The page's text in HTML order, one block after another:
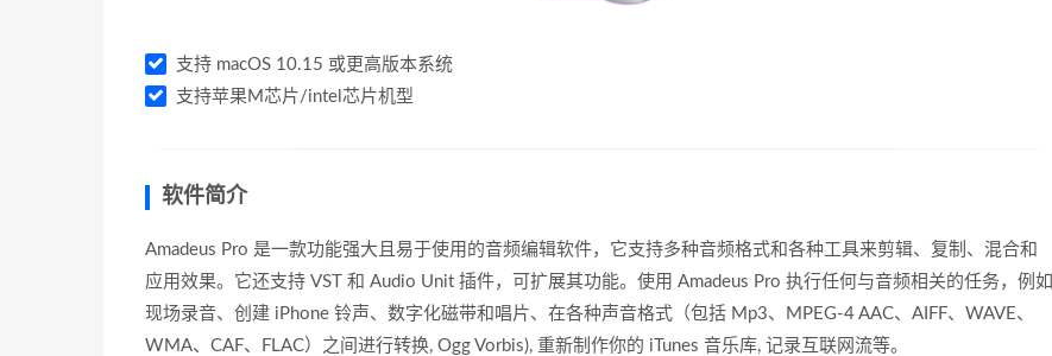
支持 macOS 10.15 或更高版本系统
支持苹果M芯片/intel芯片机型
软件简介
Amadeus Pro 是一款功能强大且易于使用的音频编辑软件，它支持多种音频格式和各种工具来剪辑、复制、混合和
应用效果。它还支持 VST 和 Audio Unit 插件，可扩展其功能。使用 Amadeus Pro 执行任何与音频相关的任务，例如
现场录音、创建 iPhone 铃声、数字化磁带和唱片、在各种声音格式（包括 Mp3、MPEG-4 AAC、AIFF、WAVE、
WMA、CAF、FLAC）之间进行转换, Ogg Vorbis), 重新制作你的 iTunes 音乐库, 记录互联网流等。